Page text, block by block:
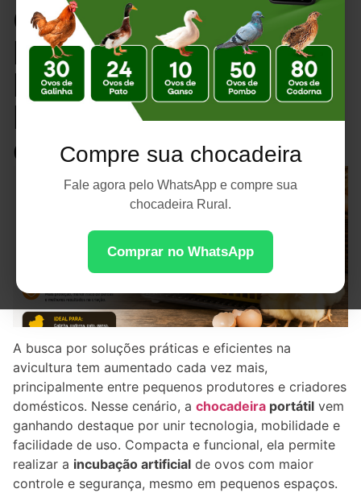
Compre sua chocadeira
Fale agora pelo WhatsApp e compre sua
chocadeira Rural.
Comprar no WhatsApp
Chocadeira Portátil:
Praticidade e
Eficiência na
Incubação Artificial
de Ovos
A busca por soluções práticas e eficientes na
avicultura tem aumentado cada vez mais,
principalmente entre pequenos produtores e criadores
domésticos. Nesse cenário, a chocadeira portátil vem
ganhando destaque por unir tecnologia, mobilidade e
facilidade de uso. Compacta e funcional, ela permite
realizar a incubação artificial de ovos com maior
controle e segurança, mesmo em pequenos espaços.